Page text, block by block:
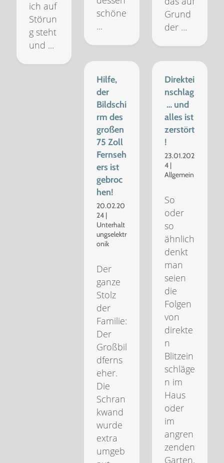
ich auf
Störun
g steht
und ...
schöne
...
Grund
der ...
Hilfe,
der
Bildschi
rm des
großen
75 Zoll
Fernseh
ers ist
gebroc
hen!
20.02.20
24 |
Unterhalt
ungselektr
onik
Der
ganze
Stolz
der
Familie:
Der
Großbil
dferns
eher.
Die
Schran
kwand
wurde
extra
umgeb
Direktei
nschlag
… und
alles ist
zerstört
!
23.01.202
4 |
Allgemein
So
oder
so
ähnlich
denkt
man
seien
die
Folgen
von
direkte
n
Blitzein
schläge
n im
Haus
oder
im
angren
zenden
Garten.